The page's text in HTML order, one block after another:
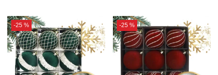
-25 % -25 %